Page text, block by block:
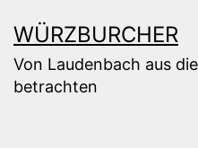
Inhalt
springen
WÜRZBURCHER
Von Laudenbach aus
betrachten